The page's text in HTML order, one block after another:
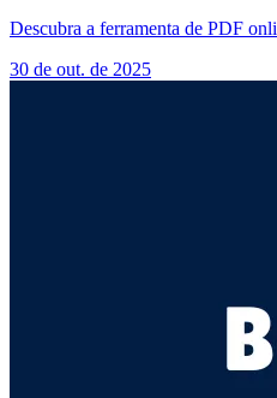
Descubra a ferramenta de PDF
30 de out. de 2025